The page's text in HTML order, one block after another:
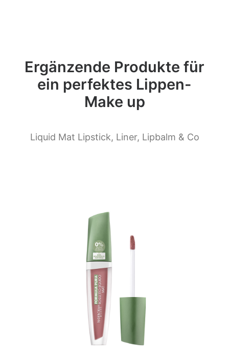
Ergänzende Produkte für
ein perfektes Lippen-
Make up
Liquid Mat Lipstick, Liner, Lipbalm & Co